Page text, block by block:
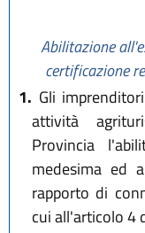
Abilitazione
certificazione
1. Gli
attività
Provincia
medesima ed
rapporto di
cui all'articolo 4